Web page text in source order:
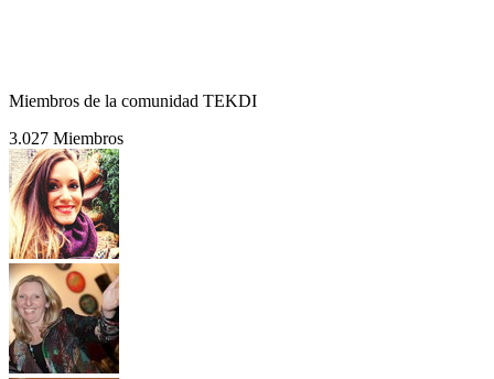
Miembros de la comunidad TEKDI
3.027 Miembros